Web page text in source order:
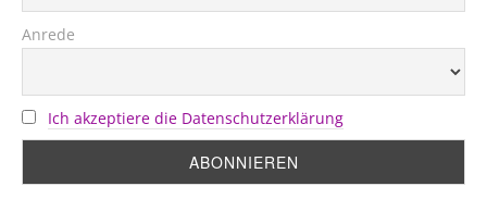
Anrede
Ich akzeptiere die Datenschutzerklärung